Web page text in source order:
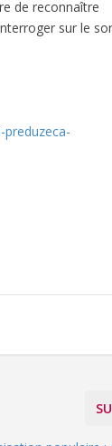
de reconnaître
sur le